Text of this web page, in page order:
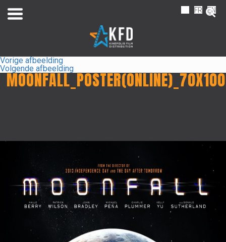
FR EN
Vorige afbeelding
Volgende afbeelding